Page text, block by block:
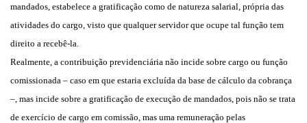
mandados, estabelece a gratificação como de natureza salarial, própria das
atividades do cargo, visto que qualquer servidor que ocupe tal função tem
direito a recebê-la.
Realmente, a contribuição previdenciária não incide sobre cargo ou função
comissionada – caso em que estaria excluída da base de cálculo da cobrança
–, mas incide sobre a gratificação de execução de mandados, pois não se trata
de exercício de cargo em comissão, mas uma remuneração pelas